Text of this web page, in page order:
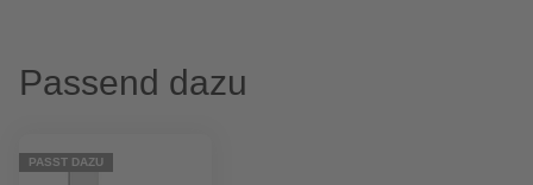
Passend dazu
PASST DAZU